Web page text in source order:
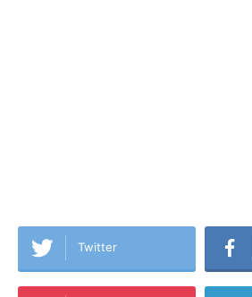
Twitter